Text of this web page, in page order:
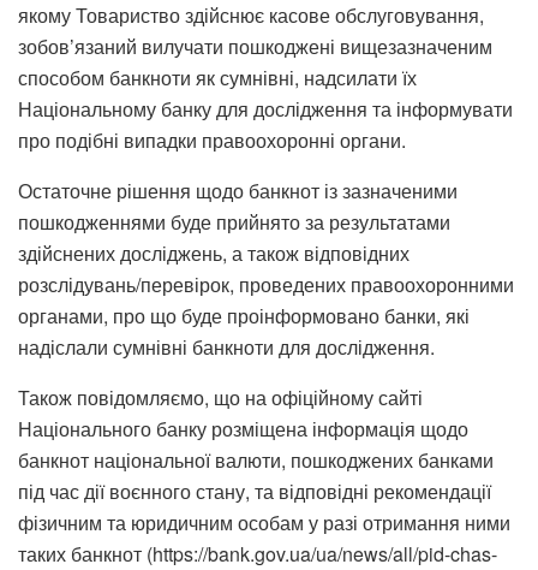
якому Товариство здійснює касове обслуговування,
зобов’язаний вилучати пошкоджені вищезазначеним
способом банкноти як сумнівні, надсилати їх
Національному банку для дослідження та інформувати
про подібні випадки правоохоронні органи.
Остаточне рішення щодо банкнот із зазначеними
пошкодженнями буде прийнято за результатами
здійснених досліджень, а також відповідних
розслідувань/перевірок, проведених правоохоронними
органами, про що буде проінформовано банки, які
надіслали сумнівні банкноти для дослідження.
Також повідомляємо, що на офіційному сайті
Національного банку розміщена інформація щодо
банкнот національної валюти, пошкоджених банками
під час дії воєнного стану, та відповідні рекомендації
фізичним та юридичним особам у разі отримання ними
таких банкнот (https://bank.gov.ua/ua/news/all/pid-chas-